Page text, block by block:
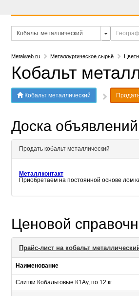
Metalweb.ru Металлургическое сырьё
Кобальт
Кобальт металлический
Доска объявлений
Продать кобальт металлический
Металлконтакт
Приобретаем на постоянной основе лом
Ценовой
Прайс-лист на кобальт
Наименование
Слитки Кобальтовые К1Ау, по 12 кг